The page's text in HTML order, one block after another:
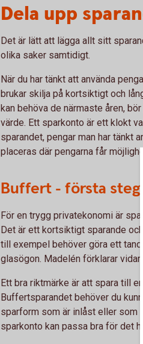
Dela upp
Det är lätt att lägga allt sitt
olika saker samtidigt.
När du har tänkt att använda
brukar skilja på kortsiktigt och
kan behöva de närmaste åren,
värde. Ett sparkonto är ett klokt
sparandet, pengar man har tänkt
placeras där pengarna får
Buffert - första
För en trygg privatekonomi är
Det är ett kortsiktigt sparande
till exempel behöver göra ett
glasögon. Madelén förklarar vidare;
Ett bra riktmärke är att spara till
Buffertsparandet behöver du
sparform som är inlåst eller som
sparkonto kan passa bra för det